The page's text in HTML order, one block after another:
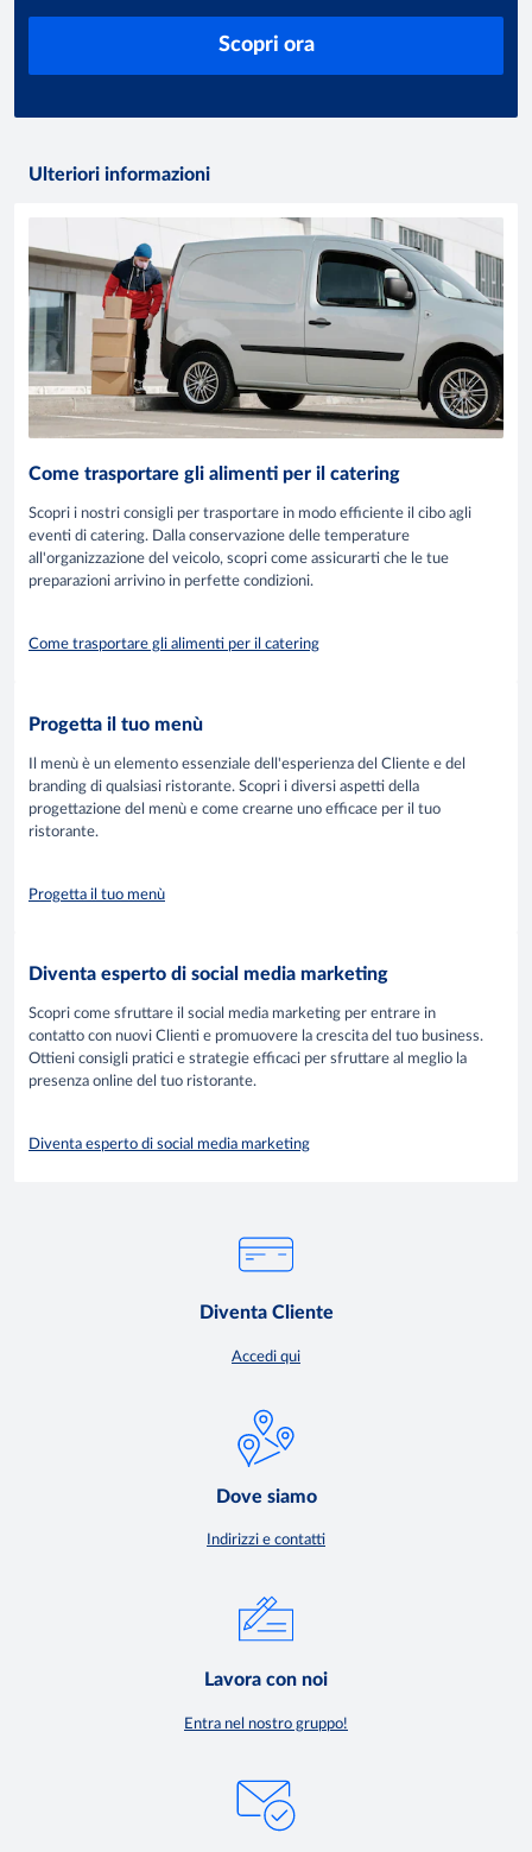
Scopri ora
Ulteriori informazioni
Come trasportare gli alimenti per il catering
Scopri i nostri consigli per trasportare in modo efficiente il cibo agli
eventi di catering. Dalla conservazione delle temperature
all'organizzazione del veicolo, scopri come assicurarti che le tue
preparazioni arrivino in perfette condizioni.
Come trasportare gli alimenti per il catering
Progetta il tuo menù
Il menù è un elemento essenziale dell'esperienza del Cliente e del
branding di qualsiasi ristorante. Scopri i diversi aspetti della
progettazione del menù e come crearne uno efficace per il tuo
ristorante.
Progetta il tuo menù
Diventa esperto di social media marketing
Scopri come sfruttare il social media marketing per entrare in
contatto con nuovi Clienti e promuovere la crescita del tuo business.
Ottieni consigli pratici e strategie efficaci per sfruttare al meglio la
presenza online del tuo ristorante.
Diventa esperto di social media marketing
Diventa Cliente
Accedi qui
Dove siamo
Indirizzi e contatti
Lavora con noi
Entra nel nostro gruppo!